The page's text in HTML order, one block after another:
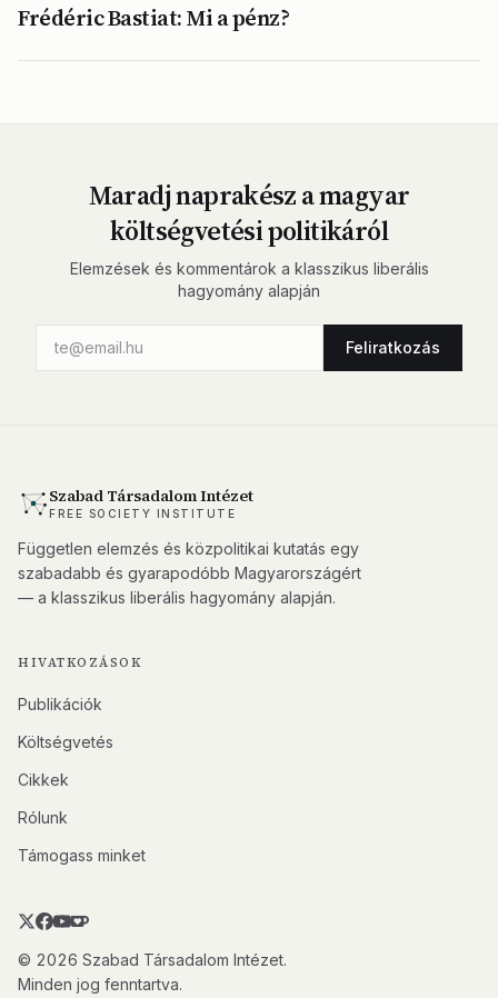
Frédéric Bastiat: Mi a pénz?
Maradj naprakész a magyar
költségvetési politikáról
Elemzések és kommentárok a klasszikus liberális
hagyomány alapján
Feliratkozás
Szabad Társadalom Intézet
FREE SOCIETY INSTITUTE
Független elemzés és közpolitikai kutatás egy
szabadabb és gyarapodóbb Magyarországért
— a klasszikus liberális hagyomány alapján.
HIVATKOZÁSOK
Publikációk
Költségvetés
Cikkek
Rólunk
Támogass minket
© 2026 Szabad Társadalom Intézet.
Minden jog fenntartva.